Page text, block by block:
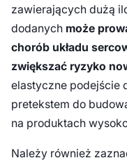
zawierających dużą
dodanych może
chorób układu
zwiększać ryzyko
elastyczne podejście
pretekstem do
na produktach
Należy również